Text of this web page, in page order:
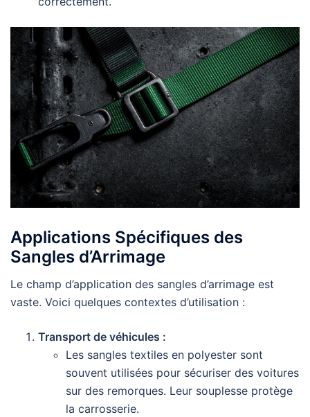
Applications Spécifiques des
Sangles d’Arrimage
Le champ d’application des sangles d’arrimage est
vaste. Voici quelques contextes d’utilisation :
Transport de véhicules :
Les sangles textiles en polyester sont
souvent utilisées pour sécuriser des voitures
sur des remorques. Leur souplesse protège
la carrosserie.